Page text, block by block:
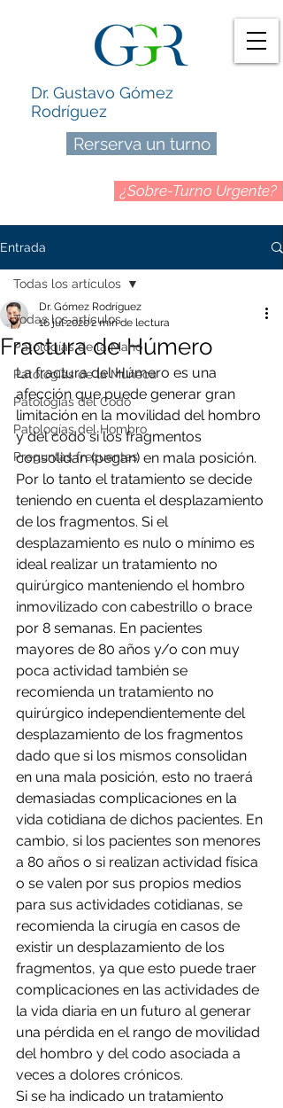
Dr. Gustavo Gómez
Rodríguez
¿Sobre-Turno Urgente?
Rerserva un turno
Entrada
Todas los artículos
Patologías de la Mano
Patologías de la Muñeca
Patologías del Codo
Patologías del Hombro
Preguntas frecuentes
Todas los artículos
Fractura de Húmero
Dr. Gómez Rodríguez
16 jul 20202 min de lectura
La fractura del Húmero es una
afección que puede generar gran
limitación en la movilidad del hombro
y del codo si los fragmentos
consolidan (pegan) en mala posición.
Por lo tanto el tratamiento se decide
teniendo en cuenta el desplazamiento
de los fragmentos. Si el
desplazamiento es nulo o mínimo es
ideal realizar un tratamiento no
quirúrgico manteniendo el hombro
inmovilizado con cabestrillo o brace
por 8 semanas. En pacientes
mayores de 80 años y/o con muy
poca actividad también se
recomienda un tratamiento no
quirúrgico independientemente del
desplazamiento de los fragmentos
dado que si los mismos consolidan
en una mala posición, esto no traerá
demasiadas complicaciones en la
vida cotidiana de dichos pacientes. En
cambio, si los pacientes son menores
a 80 años o si realizan actividad física
o se valen por sus propios medios
para sus actividades cotidianas, se
recomienda la cirugía en casos de
existir un desplazamiento de los
fragmentos, ya que esto puede traer
complicaciones en las actividades de
la vida diaria en un futuro al generar
una pérdida en el rango de movilidad
del hombro y del codo asociada a
veces a dolores crónicos.
Si se ha indicado un tratamiento